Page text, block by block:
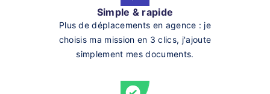
Simple & rapide
Plus de déplacements en agence : je
choisis ma mission en 3 clics, j'ajoute
simplement mes documents.